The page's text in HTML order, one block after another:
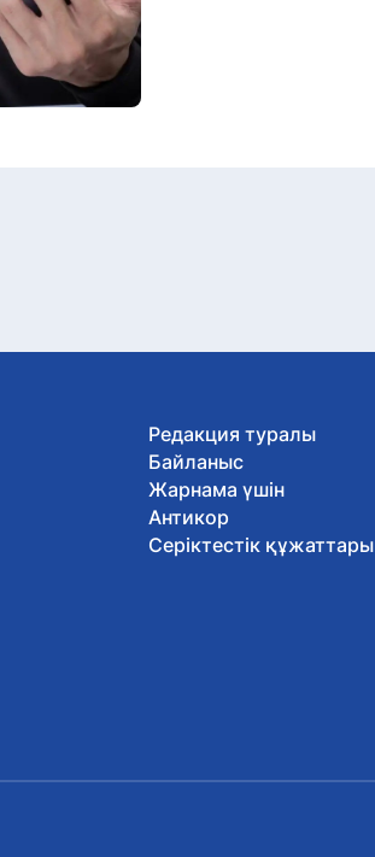
Редакция туралы
Байланыс
Жарнама үшін
Антикор
Серіктестік құжаттары